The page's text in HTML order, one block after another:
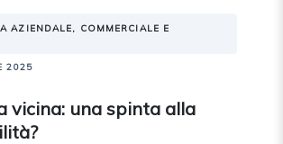
AZIENDALE, COMMERCIALE E
2025
vicina: una spinta alla